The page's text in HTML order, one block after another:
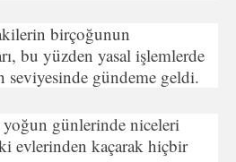
birçoğunun
bu yüzden yasal işlemlerde
seviyesinde gündeme geldi.
yoğun günlerinde niceleri
evlerinden kaçarak hiçbir